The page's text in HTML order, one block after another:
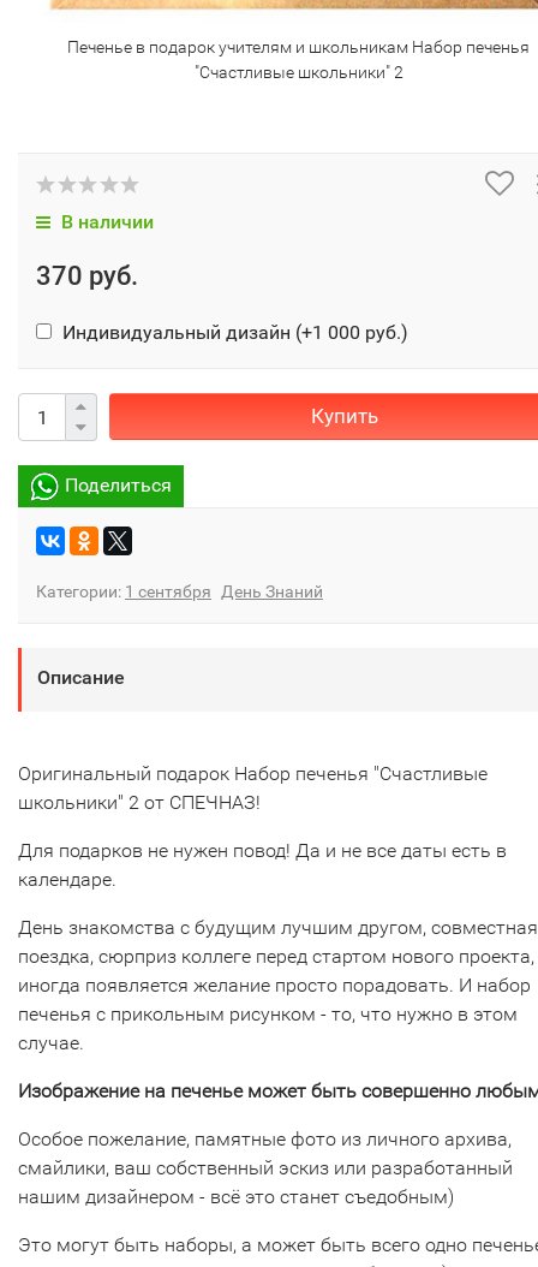
Печенье в подарок учителям и школьникам Набор печенья
"Счастливые школьники" 2
В наличии
370 руб.
Индивидуальный дизайн (+1 000 руб.)
Купить
Поделиться
Категории: 1 сентября День Знаний
Описание
Оригинальный подарок Набор печенья "Счастливые
школьники" 2 от СПЕЧНАЗ!
Для подарков не нужен повод! Да и не все даты есть в
календаре.
День знакомства с будущим лучшим другом, совместная
поездка, сюрприз коллеге перед стартом нового
иногда появляется желание просто порадовать. И набор
печенья с прикольным рисунком - то, что нужно в этом
случае.
Изображение на печенье может быть совершенно
Особое пожелание, памятные фото из личного архива,
смайлики, ваш собственный эскиз или разработанный
нашим дизайнером - всё это станет съедобным)
Это могут быть наборы, а может быть всего одно